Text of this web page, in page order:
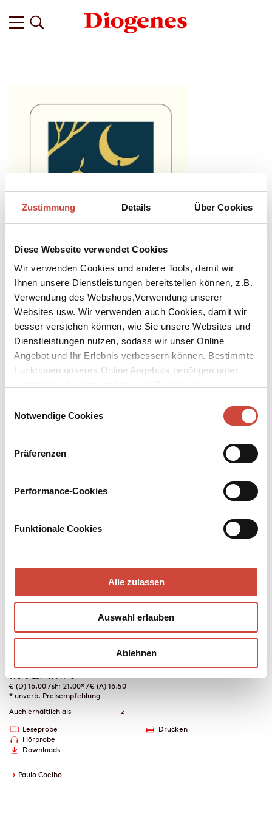
Zustimmung Details Über Cookies
Diese Webseite verwendet Cookies
Wir verwenden Cookies und andere Tools, damit wir
Ihnen unsere Dienstleistungen bereitstellen können, z.B.
Verwendung des Webshops,Verwendung unserer
Websites usw. Wir verwenden auch Cookies, damit wir
besser verstehen können, wie Sie unsere Websites und
Dienstleistungen nutzen, sodass wir unser Online
Angebot und Ihr Erlebnis verbessern können. Bestimmte
Funktionen unseres Online Angebots benötigen unter
Notwendige Cookies
Präferenzen
Performance-Cookies
Funktionale Cookies
Alle zulassen
Auswahl erlauben
Ablehnen
Kaufen
Nach einem Text von Henry Drummond
wir Liebe zuerst geben, um sie zu empfangen? Gibt es nur eine
Liebe oder viele Erscheinungsformen? Und wie lernen wir,
für sich entdeckte und für unsere Zeit adaptierte.
Hardcover Leinen
978-3-257-07149-8
€ (D) 16.00 / sFr 21.00* / € (A) 16.50
* unverb. Preisempfehlung
Auch erhältlich als
Leseprobe
Hörprobe
Downloads
Drucken
→ Paulo Coelho